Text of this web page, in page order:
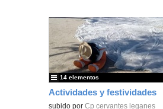
Actividades y festividades
subido porCp cervantes leganes
14 elementos